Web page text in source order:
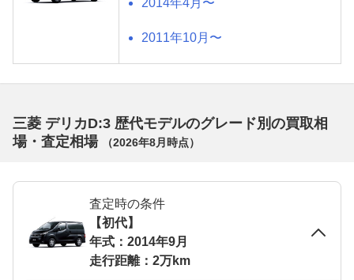
2014年4月〜
2011年10月〜
三菱 デリカD:3 歴代モデルのグレード別の買取相
場・査定相場
（2026年8月 時点）
査定時の条件
【初代】
年式：2014年9月
走行距離：2万km